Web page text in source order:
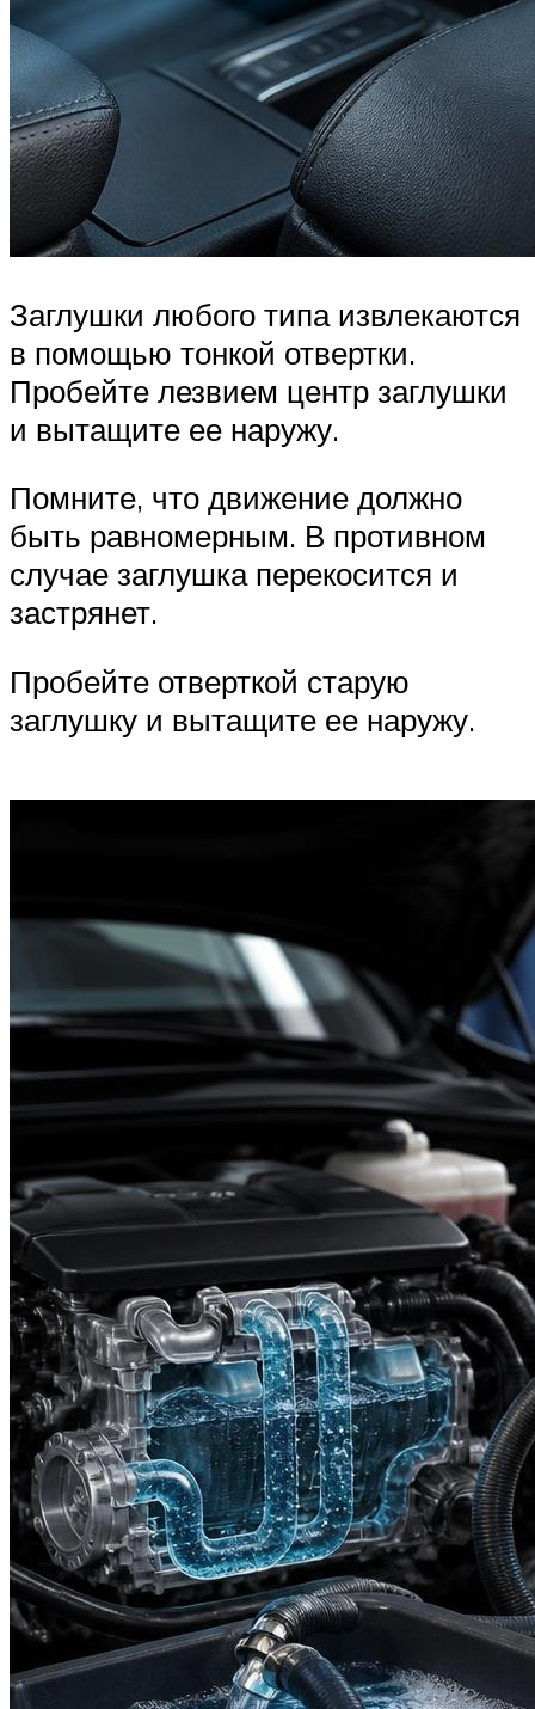
Заглушки любого типа извлекаются
в помощью тонкой отвертки.
Пробейте лезвием центр заглушки
и вытащите ее наружу.
Помните, что движение должно
быть равномерным. В противном
случае заглушка перекосится и
застрянет.
Пробейте отверткой старую
заглушку и вытащите ее наружу.